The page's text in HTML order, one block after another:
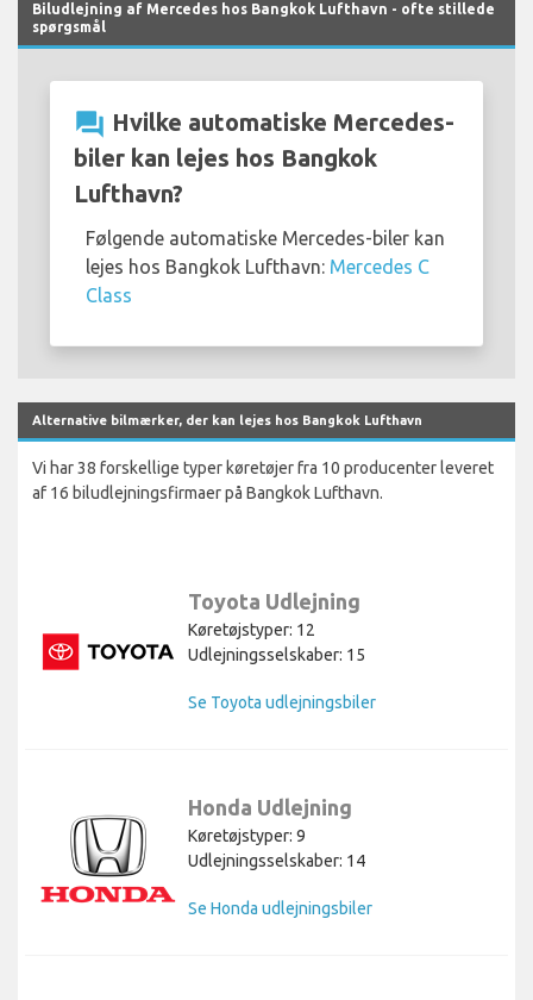
Biludlejning af Mercedes hos Bangkok Lufthavn - ofte stillede
spørgsmål
question_answer Hvilke automatiske Mercedes-
biler kan lejes hos Bangkok
Lufthavn?
Følgende automatiske Mercedes-biler kan
lejes hos Bangkok Lufthavn: Mercedes C
Class
Alternative bilmærker, der kan lejes hos Bangkok Lufthavn
Vi har 38 forskellige typer køretøjer fra 10 producenter leveret
af 16 biludlejningsfirmaer på Bangkok Lufthavn.
Toyota Udlejning
Køretøjstyper: 12
Udlejningsselskaber: 15
Se Toyota udlejningsbiler
Honda Udlejning
Køretøjstyper: 9
Udlejningsselskaber: 14
Se Honda udlejningsbiler